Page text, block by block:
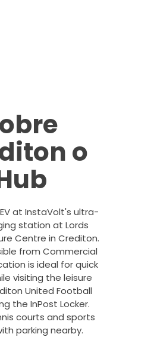
o
at InstaVolt's ultra-
station at Lords
Centre in Crediton.
from Commercial
is ideal for quick
visiting the leisure
United Football
the InPost Locker.
courts and sports
parking nearby.